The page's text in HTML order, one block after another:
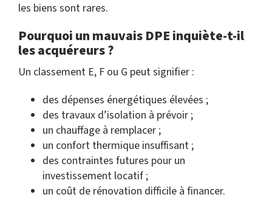
les biens sont rares.
Pourquoi un mauvais DPE inquiète-t-il
les acquéreurs ?
Un classement E, F ou G peut signifier :
des dépenses énergétiques élevées ;
des travaux d’isolation à prévoir ;
un chauffage à remplacer ;
un confort thermique insuffisant ;
des contraintes futures pour un
investissement locatif ;
un coût de rénovation difficile à financer.